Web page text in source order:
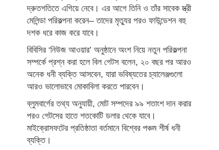
দ্রুতগতিতে এগিয়ে নেবে। এর আগে তিনি ও তাঁর সাবেক স্ত্রী
মেলিন্ডা পরিকল্পনা করেন– তাদের মৃত্যুর পরও ফাউন্ডেশন বহু
দশক ধরে কাজ করে যাবে।
বিবিসির ‘নিউজ আওয়ার’ অনুষ্ঠানে অংশ নিয়ে নতুন পরিকল্পনা
সম্পর্কে প্রশ্ন করা হলে বিল গেটস বলেন, ২০ বছর পর আরও
অনেক ধনী ব্যক্তি আসবেন, যারা ভবিষ্যতের চ্যালেঞ্জগুলো
আরও ভালোভাবে মোকাবিলা করতে পারবেন।
ব্লুমবার্গের তথ্য অনুযায়ী, মোট সম্পদের ৯৯ শতাংশ দান করার
পরও গেটসের হাতে শতকোটি ডলার থেকে যাবে।
মাইক্রোসফটের প্রতিষ্ঠাতা বর্তমানে বিশ্বের পঞ্চম শীর্ষ ধনী
ব্যক্তি।